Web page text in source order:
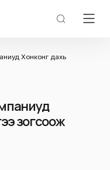
Хонконг дахь
зогсоож